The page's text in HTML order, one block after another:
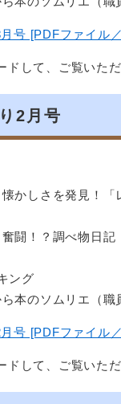
号 [PDFファイル
ドして、ご覧いた
2月号
かしさを発見！「
闘！？調べ物日記
ング
本のソムリエ（職
号 [PDFファイル
ドして、ご覧いた